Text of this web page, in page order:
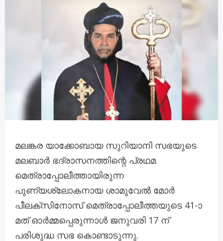
മലങ്കര യാക്കോബായ സുറിയാനി സഭയുടെ
മലബാർ ഭദ്രാസനത്തിന്റെ പ്രഥമ
മെത്രാപ്പോലീത്തായിരുന്ന
പുണ്യശ്ലോകനായ ശാമുവേൽ മോർ
പീലക്സിനോസ്‌ മെത്രാപ്പോലീത്തയുടെ 41-ാ
മത് ഓർമ്മപ്പെരുന്നാൾ ജനുവരി 17 ന്
പരിശുദ്ധ സഭ കൊണ്ടാടുന്നു.